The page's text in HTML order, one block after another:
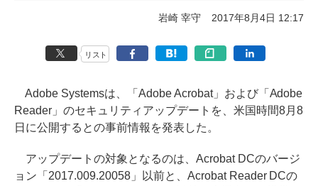
岩崎 宰守 2017年8月4日 12:17
リスト
Adobe Systemsは、「Adobe Acrobat」および「Adobe
Reader」のセキュリティアップデートを、米国時間8月8
日に公開するとの事前情報を発表した。
アップデートの対象となるのは、Acrobat DCのバージ
ョン「2017.009.20058」以前と、Acrobat Reader DCの